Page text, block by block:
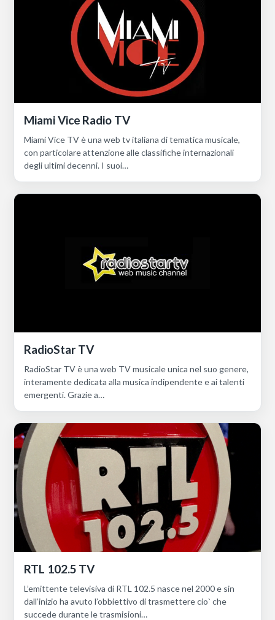
Miami Vice Radio TV
Miami Vice TV è una web tv italiana di tematica musicale,
con particolare attenzione alle classifiche internazionali
degli ultimi decenni. I suoi…
RadioStar TV
RadioStar TV è una web TV musicale unica nel suo genere,
interamente dedicata alla musica indipendente e ai talenti
emergenti. Grazie a…
RTL 102.5 TV
L’emittente televisiva di RTL 102.5 nasce nel 2000 e sin
dall’inizio ha avuto l’obbiettivo di trasmettere cio` che
succede durante le trasmisioni…